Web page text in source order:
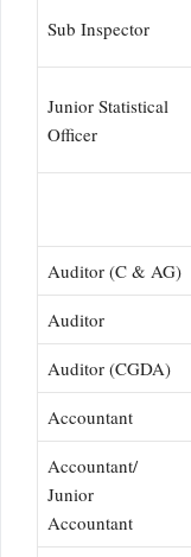
Sub Inspector
Junior Statistical
Officer
Auditor (C & AG)
Auditor
Auditor (CGDA)
Accountant
Accountant/
Junior
Accountant